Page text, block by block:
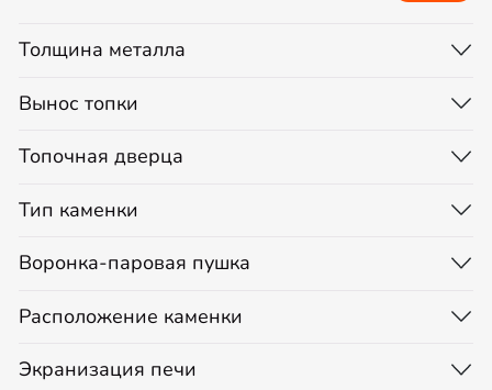
Расположение каменки
Тип каменки
Вынос топки
Экранизация печи
Толщина металла
Воронка-паровая пушка
Топочная дверца